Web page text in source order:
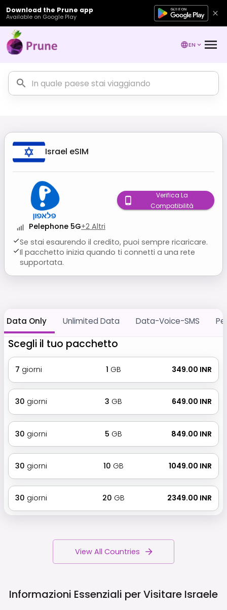
Download the Prune app
Available on Google Play
EN
Israel eSIM
Pelephone 5G+2 Altri
Se stai esaurendo il credito, puoi sempre ricaricare.
Il pacchetto inizia quando ti connetti a una rete
supportata.
Verifica La
Compatibilità
Data Only Unlimited Data Data-Voice-SMS
Scegli il tuo pacchetto
7 giorni 1 GB ₹ 349.00 INR
30 giorni 3 GB ₹ 649.00 INR
30 giorni 5 GB ₹ 849.00 INR
30 giorni 10 GB ₹ 1049.00 INR
30 giorni 20 GB ₹ 2349.00 INR
View All Countries
Informazioni Essenziali per Visitare Israele